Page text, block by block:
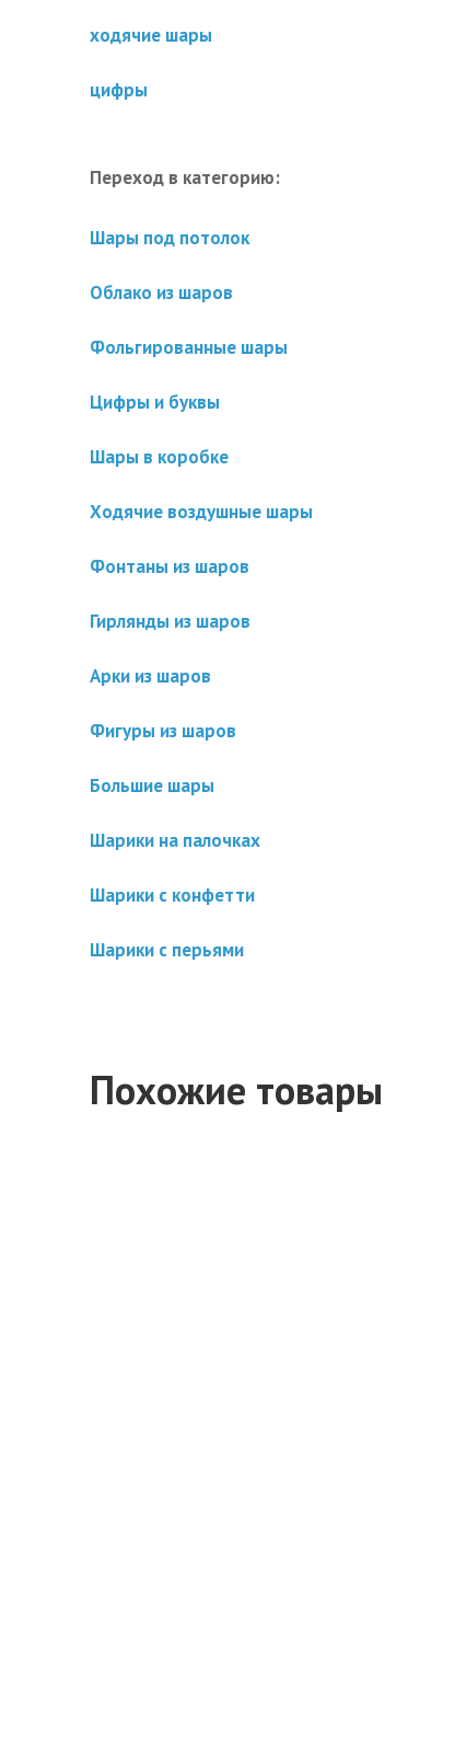
ходячие шары
цифры
Переход в категорию:
Шары под потолок
Облако из шаров
Фольгированные шары
Цифры и буквы
Шары в коробке
Ходячие воздушные шары
Фонтаны из шаров
Гирлянды из шаров
Арки из шаров
Фигуры из шаров
Большие шары
Шарики на палочках
Шарики с конфетти
Шарики с перьями
Похожие товары